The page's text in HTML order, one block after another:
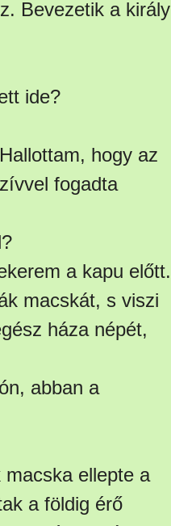
Bevezetik a király
ide?
hogy az
fogadta
a kapu előtt.
macskát, s viszi
háza népét,
abban a
ellepte a
a földig érő